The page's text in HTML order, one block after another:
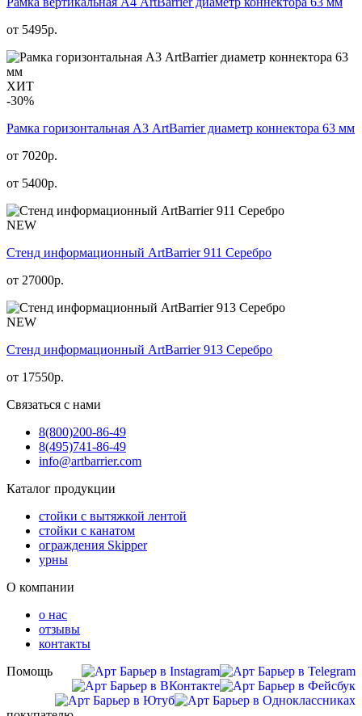
от 5495р.
ХИТ
-30%
Рамка горизонтальная А3 ArtBarrier диаметр коннектора 63 мм
от 7020р.
от 5400р.
NEW
Стенд информационный АrtBarrier 911 Серебро
от 27000р.
NEW
Стенд информационный АrtBarrier 913 Серебро
от 17550р.
Связаться с нами
8(800)200-86-49
8(495)741-86-49
info@artbarrier.com
Каталог продукции
стойки с вытяжкой лентой
стойки с канатом
ограждения Skipper
урны
О компании
о нас
отзывы
контакты
Помощь